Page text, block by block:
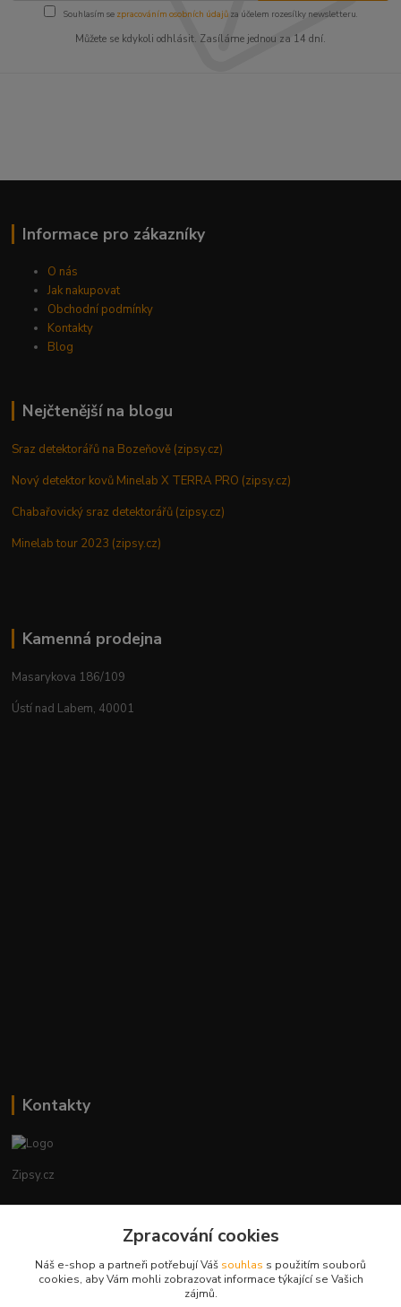
Souhlasím se zpracováním osobních údajůza účelem rozesílky newsletteru.
Můžete se kdykoli odhlásit. Zasíláme jednou za 14 dní.
Informace pro zákazníky
O nás
Jak nakupovat
Obchodní podmínky
Kontakty
Blog
Nejčtenější na blogu
Sraz detektorářů na Bozeňově (zipsy.cz)
Nový detektor kovů Minelab X TERRA PRO (zipsy.cz)
Chabařovický sraz detektorářů (zipsy.cz)
Minelab tour 2023 (zipsy.cz)
Kamenná prodejna
Masarykova 186/109
Ústí nad Labem, 40001
Kontakty
Zipsy.cz
+420774877333
obchod@zipsy.cz
Zpracování cookies
Náš e-shop a partneři potřebují Váš souhlas s použitím souborů
cookies, aby Vám mohli zobrazovat informace týkající se Vašich
zájmů.